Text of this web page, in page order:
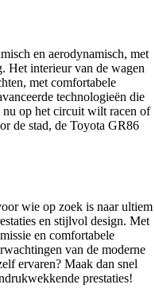
en aerodynamisch, met
Het interieur van de wagen
met comfortabele
technologieën die
nu op het circuit wilt racen of
de stad, de Toyota GR86
wie op zoek is naar ultiem
en stijlvol design. Met
en comfortabele
van de moderne
ervaren? Maak dan snel
prestaties!